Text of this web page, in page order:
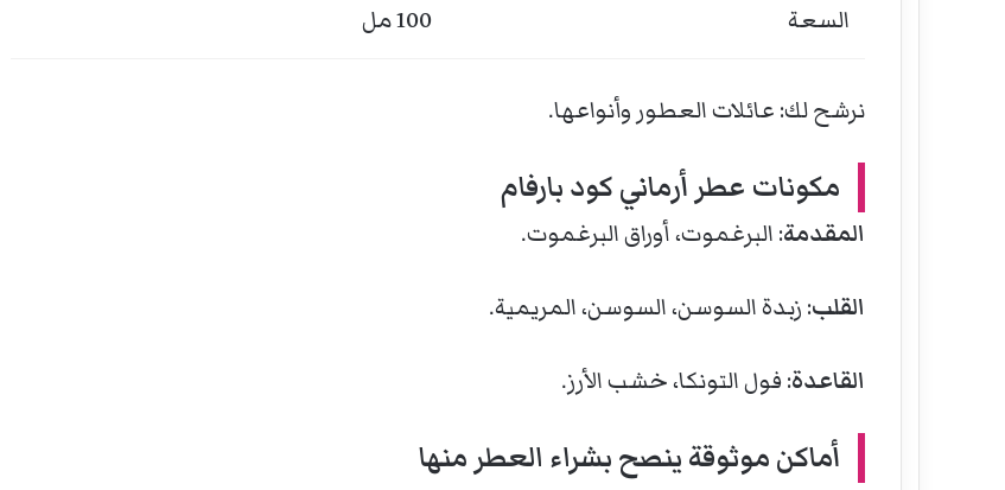
السعة 100 مل
نرشح لك: عائلات العطور وأنواعها.
مكونات عطر أرماني كود بارفام
المقدمة: البرغموت، أوراق البرغموت.
القلب: زبدة السوسن، السوسن، المريمية.
القاعدة: فول التونكا، خشب الأرز.
أماكن موثوقة ينصح بشراء العطر منها